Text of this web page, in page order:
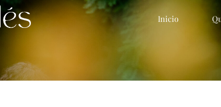
Inicio